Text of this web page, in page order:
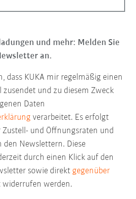
und mehr: Melden Sie
an.
dass KUKA mir regelmäßig einen
zusendet und zu diesem Zweck
Daten
verarbeitet. Es erfolgt
und Öffnungsraten und
den Newslettern. Diese
durch einen Klick auf den
sowie direktgegenüber
werden.